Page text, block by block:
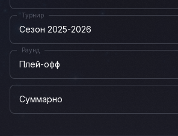
Сезон 2025-2026
Турнир
Плей-офф
Раунд
Суммарно